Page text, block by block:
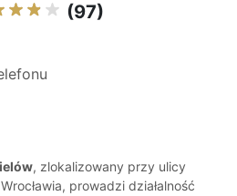
(97)
, zlokalizowany przy ulicy
prowadzi działalność